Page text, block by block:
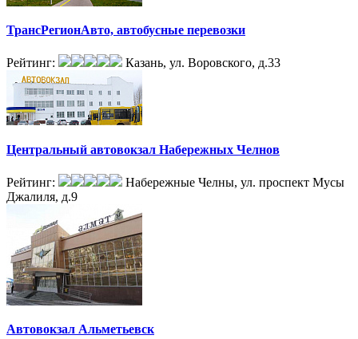
ТрансРегионАвто, автобусные перевозки
Рейтинг: Казань, ул. Воровского, д.33
Центральный автовокзал Набережных Челнов
Рейтинг:
Набережные Челны, ул. проспект Мусы
Джалиля, д.9
Автовокзал Альметьевск